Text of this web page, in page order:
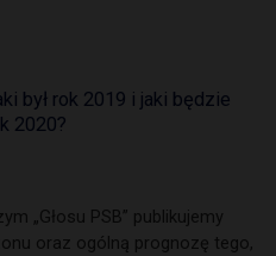
był rok 2019 i jaki będzie
2020?
„Głosu PSB” publikujemy
oraz ogólną prognozę tego,